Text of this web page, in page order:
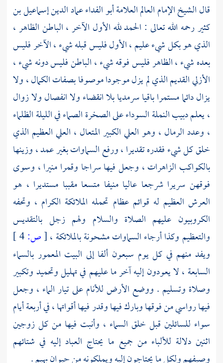
قال الشيخ الإمام العالم العلامة أبو الفداء عماد الدين إسماعيل بن
كثير رحمه الله تعالى : الحمد لله الأول الآخر ، الباطن الظاهر ،
الذي هو بكل شيء عليم ، الأول فليس قبله شيء ، الآخر فليس
بعده شيء ، الظاهر فليس فوقه شيء ، الباطن فليس دونه شيء ،
الأزلي القديم الذي لم يزل موجودا موصوفا بصفات الكمال ، ولا
يزال دائما مستمرا باقيا سرمديا بلا انقضاء ولا انفصال ولا زوال
، يعلم دبيب النملة السوداء على الصخرة الصماء في الليلة الظلماء
، وعدد الرمال ، وهو العلي الكبير المتعال ، العلي العظيم الذي
خلق كل شيء فقدره تقديرا ، ورفع السماوات بغير عمد ، وزينها
بالكواكب الزاهرات ، وجعل فيها سراجا وقمرا منيرا ، وسوى
فوقهن سريرا شرجعا عاليا منيفا متسعا مقببا مستديرا ، هو
العرش العظيم له قوائم عظام تحمله الملائكة الكرام ، وتحفه
الكروبيون عليهم الصلاة والسلام ولهم زجل بالتقديس
والتعظيم وكذا أرجاء السماوات مشحونة بالملائكة ،[ص:
ويفد منهم في كل يوم سبعون ألفا إلى البيت المعمور بالسماء
السابعة ، لا يعودون إليه آخر ما عليهم في تهليل وتحميد وتكبير
وصلاة وتسليم . ووضع الأرض للأنام على تيار الماء ، وجعل
فيها رواسي من فوقها وبارك فيها وقدر فيها أقواتها ، في أربعة أيام
سواء للسائلين قبل خلق السماء ، وأنبت فيها من كل زوجين
اثنين دلالة للألباء من جميع ما يحتاج العباد إليه في شتائهم